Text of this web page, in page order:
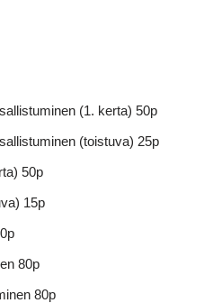
(1. kerta) 50p
(toistuva) 25p
50p
15p
80p
80p